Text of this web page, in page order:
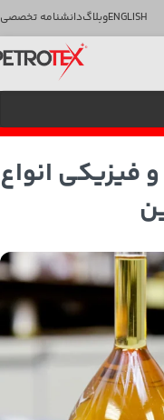
ENGLISHوبلاگدانشنامه تخصصی
انواع